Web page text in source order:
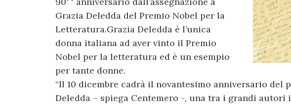
Grazia Deledda del Premio Nobel per la
Letteratura.Grazia Deledda è l’unica
donna italiana ad aver vinto il Premio
Nobel per la letteratura ed è un esempio
per tante donne.
“Il 10 dicembre cadrà il novantesimo anniversario del
Deledda – spiega Centemero -, una tra i grandi